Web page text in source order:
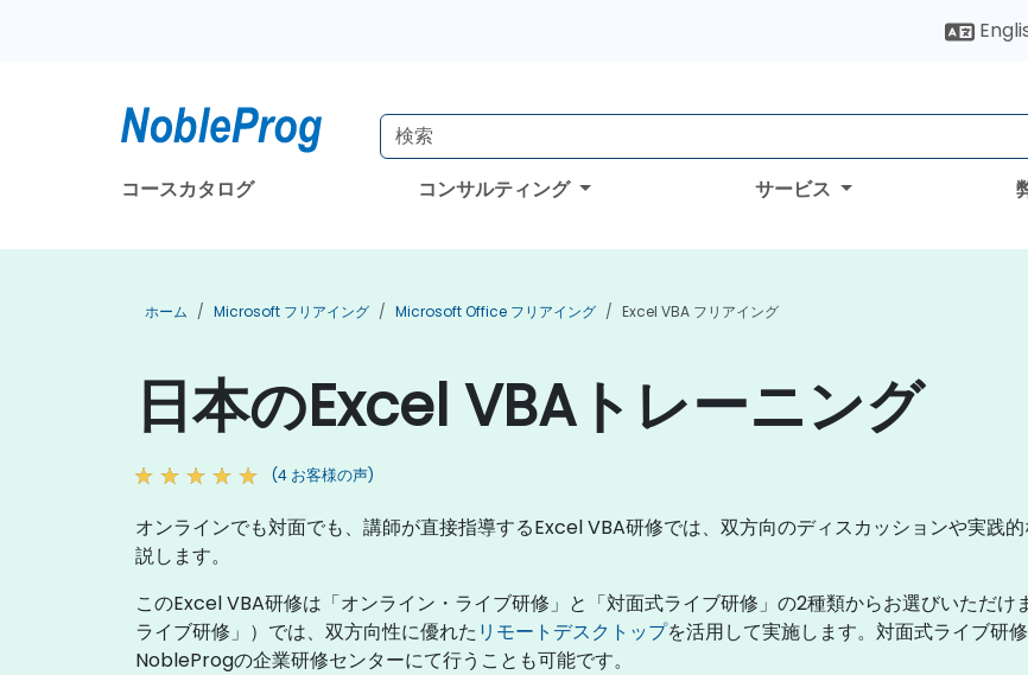
コースカタログ コンサルティング サービス
ホーム Microsoft フリアイング Microsoft Office フリアイング Excel VBA フリアイング
日本のExcel VBAトレーニング
(4 お客様の声)
オンラインでも対面でも、講師が直接指導するExcel VBA研修では、双方向のディスカッションや実践
説します。
このExcel VBA研修は「オンライン・ライブ研修」と「対面式ライブ研修」の2種類からお選びいただけ
ライブ研修」）では、双方向性に優れたリモートデスクトップを活用して実施します。対面式ライブ研
NobleProgの企業研修センターにて行うことも可能です。